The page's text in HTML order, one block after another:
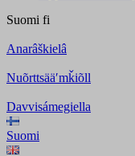
Suomi fi
Anarâškielâ
Nuõrttsääʹmǩiõll
Davvisámegiella
Suomi